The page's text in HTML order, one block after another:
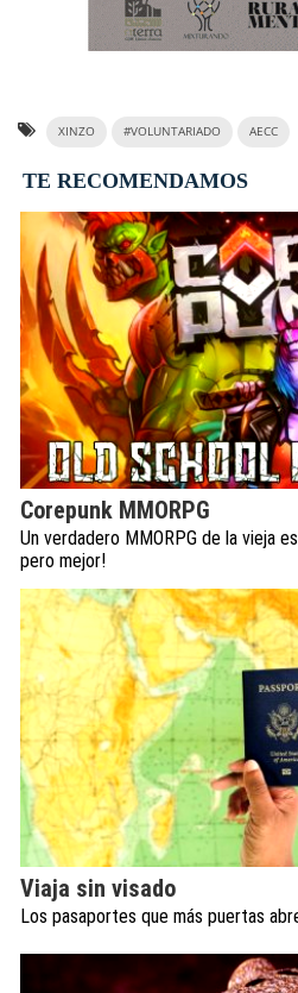
XINZO #VOLUNTARIADO AECC
TE RECOMENDAMOS
Corepunk MMORPG
Un verdadero MMORPG de la vieja
pero mejor!
Viaja sin visado
Los pasaportes que más puertas